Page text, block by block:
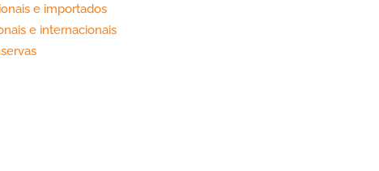
e importados
e internacionais